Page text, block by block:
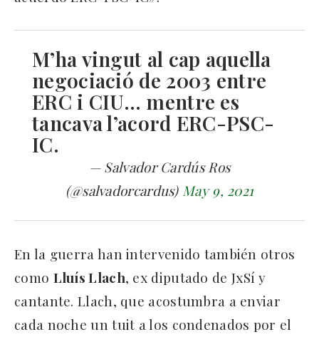
M’ha vingut al cap aquella
negociació de 2003 entre
ERC i CIU… mentre es
tancava l’acord ERC-PSC-
IC.
— Salvador Cardús Ros
(@salvadorcardus) May 9, 2021
En la guerra han intervenido también otros
como Lluís Llach, ex diputado de JxSí y
cantante. Llach, que acostumbra a enviar
cada noche un tuit a los condenados por el